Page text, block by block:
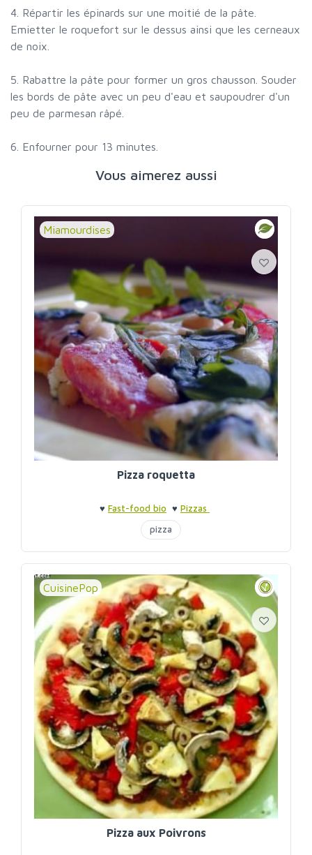
4. Répartir les épinards sur une moitié de la pâte.
Emietter le roquefort sur le dessus ainsi que les cerneaux
de noix.
5. Rabattre la pâte pour former un gros chausson. Souder
les bords de pâte avec un peu d'eau et saupoudrer d'un
peu de parmesan râpé.
6. Enfourner pour 13 minutes.
Vous aimerez aussi
Miamourdises
Pizza roquetta
♥ Fast-food bio ♥ Pizzas
pizza
CuisinePop
Pizza aux Poivrons